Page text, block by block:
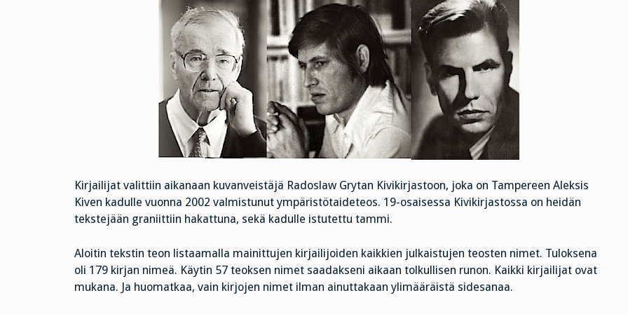
Kirjailijat valittiin aikanaan kuvanveistäjä Radoslaw Grytan Kivikirjastoon, joka on Tampereen Aleksis
Kiven kadulle vuonna 2002 valmistunut ympäristötaideteos. 19-osaisessa Kivikirjastossa on heidän
tekstejään graniittiin hakattuna, sekä kadulle istutettu tammi.
Aloitin tekstin teon listaamalla mainittujen kirjailijoiden kaikkien julkaistujen teosten nimet. Tuloksena
oli 179 kirjan nimeä. Käytin 57 teoksen nimet saadakseni aikaan tolkullisen runon. Kaikki kirjailijat ovat
mukana. Ja huomatkaa, vain kirjojen nimet ilman ainuttakaan ylimääräistä sidesanaa.